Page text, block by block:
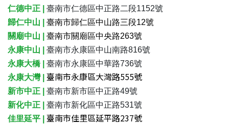
仁德中正 | 臺南市仁德區中正路二段1152號
歸仁中山 | 臺南市歸仁區中山路三段12號
關廟中山 | 臺南市關廟區中央路263號
永康中山 | 臺南市永康區中山南路816號
永康大橋 | 臺南市永康區中華路736號
永康大灣 | 臺南市永康區大灣路555號
新市中正 | 臺南市新市區中正路49號
新化中正 | 臺南市新化區中正路531號
佳里延平 | 臺南市佳里區延平路237號